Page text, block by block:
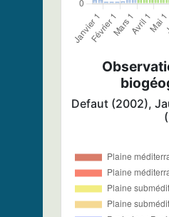
Defaut (2002),